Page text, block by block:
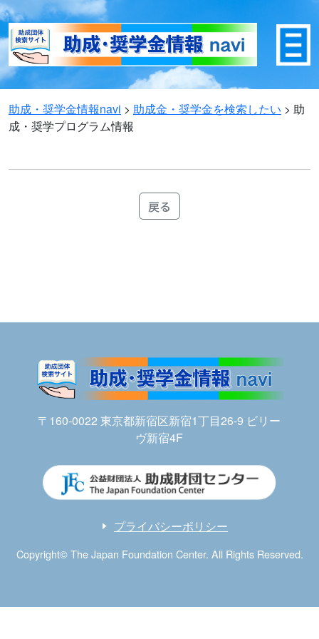
助成・奨学金情報navi > 助成金・奨学金を検索したい > 助
成・奨学プログラム情報
戻る
〒160-0022 東京都新宿区新宿1丁目26-9 ビリー
ヴ新宿4F
プライバシーポリシー
Copyright© The Japan Foundation Center. All Rights Reserved.